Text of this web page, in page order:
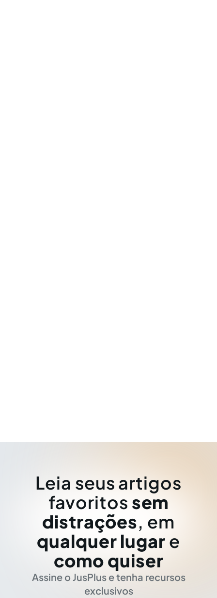
Leia seus artigos
favoritos sem
distrações, em
qualquer lugar e
como quiser
Assine o JusPlus e tenha recursos
exclusivos